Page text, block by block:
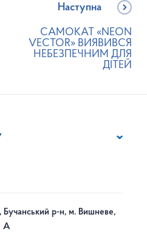
Наступна
САМОКАТ «NEON
VECTOR» ВИЯВИВСЯ
НЕБЕЗПЕЧНИМ ДЛЯ
ДІТЕЙ
р-н, м. Вишневе,
А